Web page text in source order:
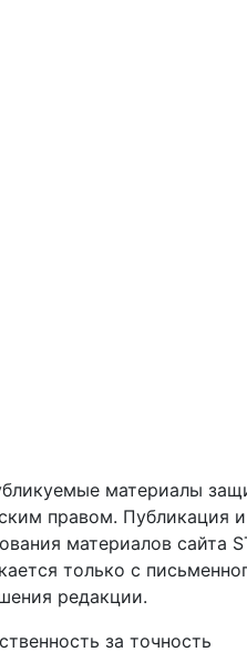
материалы
правом. Публикация и
материалов сайта
только с
редакции.
за точность